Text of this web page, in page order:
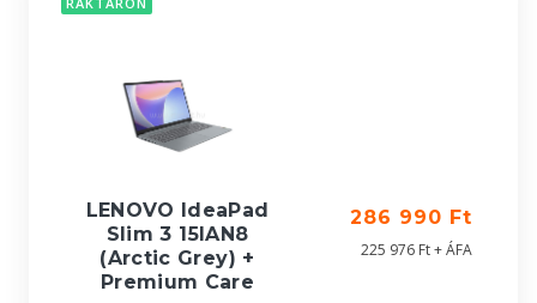
LENOVO IdeaPad
Slim 3 15IAN8
(Arctic Grey) +
Premium Care
286 990 Ft
225 976 Ft + ÁFA